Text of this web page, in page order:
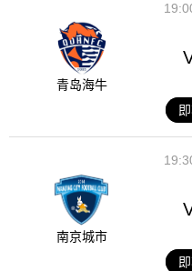
青岛海牛
南京城市